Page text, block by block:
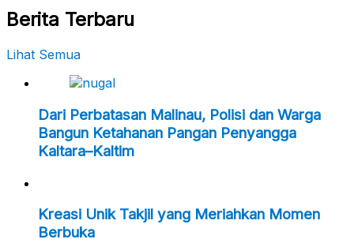
Berita Terbaru
Lihat Semua
Dari Perbatasan Malinau, Polisi dan Warga
Bangun Ketahanan Pangan Penyangga
Kaltara–Kaltim
Kreasi Unik Takjil yang Meriahkan Momen
Berbuka